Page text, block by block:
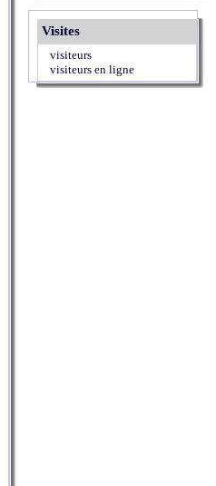
Visites
visiteurs
visiteurs en ligne